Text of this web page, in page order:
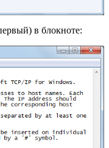
в блокноте: